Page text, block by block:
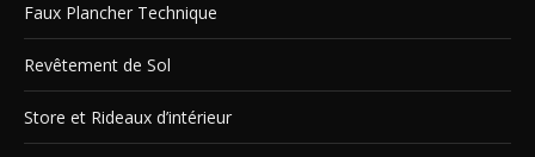
Faux Plancher Technique
Revêtement de Sol
Store et Rideaux d’intérieur